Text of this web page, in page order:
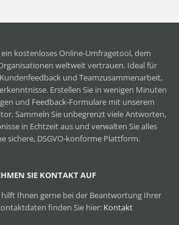
kostenloses Online-Umfragetool, dem
weltweit vertrauen. Ideal für
und Teamzusammenarbeit,
Erstellen Sie in wenigen Minuten
und Feedback-Formulare mit unserem
Sammeln Sie unbegrenzt viele Antworten,
in Echtzeit aus und verwalten Sie alles
sichere, DSGVO-konforme Plattform.
SIE KONTAKT AUF
Ihnen gerne bei der Beantwortung Ihrer
finden Sie hier: Kontakt